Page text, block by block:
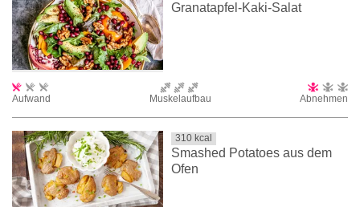
Granatapfel-Kaki-Salat
Aufwand Muskelaufbau Abnehmen
310 kcal
Smashed Potatoes aus dem
Ofen